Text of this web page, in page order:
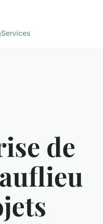
Services
de